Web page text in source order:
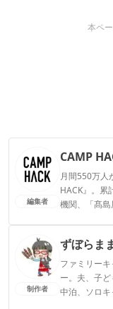
本ペ
編集者
CAMP
月間550万人
HACK』。累
機関、「髙
CAMP
制作者
ずぼらま
ファミリー
ー。夫、子
中泊、ソロ